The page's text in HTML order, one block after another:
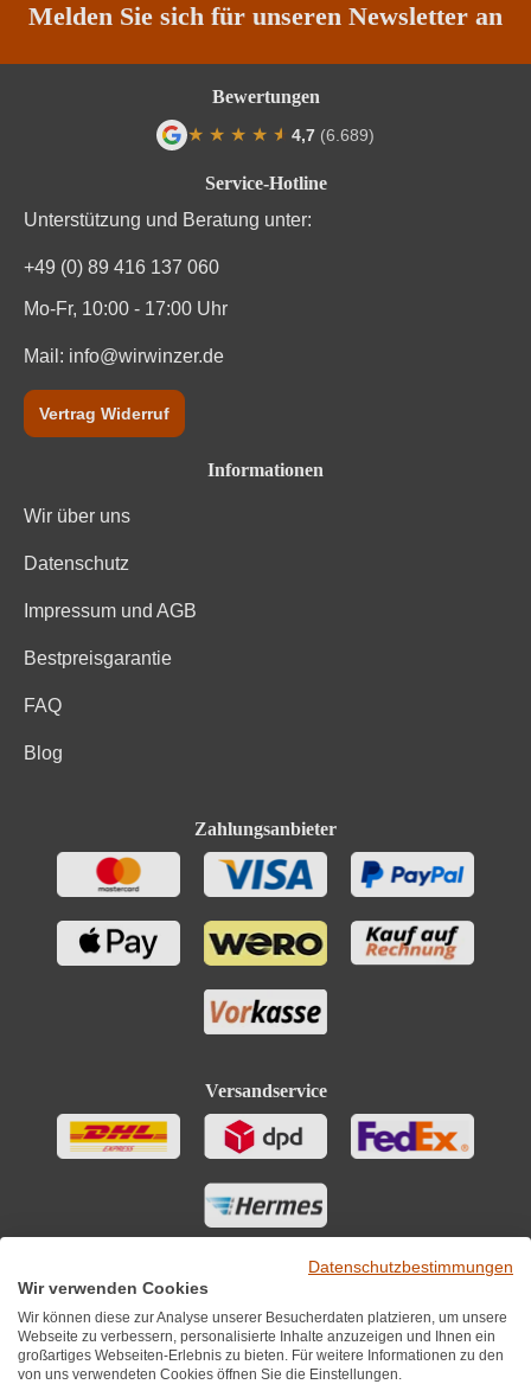
Melden Sie sich für unseren Newsletter an
Service-Hotline
Unterstützung und Beratung unter:
+49 (0) 89 416 137 060
Mo-Fr, 10:00 - 17:00 Uhr
Mail: info@wirwinzer.de
Vertrag Widerruf
Informationen
Wir über uns
Datenschutz
Impressum und AGB
Bestpreisgarantie
FAQ
Blog
Zahlungsanbieter
Versandservice
Bewertungen
★ ★ ★ ★ ★
★ 4,7 (6.689)
Datenschutzbestimmungen
Wir verwenden Cookies
Wir können diese zur Analyse unserer Besucherdaten platzieren, um unsere
Webseite zu verbessern, personalisierte Inhalte anzuzeigen und Ihnen ein
großartiges Webseiten-Erlebnis zu bieten. Für weitere Informationen zu den
von uns verwendeten Cookies öffnen Sie die Einstellungen.